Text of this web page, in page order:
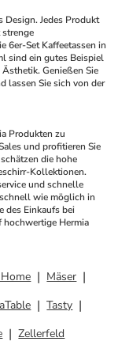
Design. Jedes Produkt
6er-Set Kaffeetassen in
sind ein gutes Beispiel
Genießen Sie
lassen Sie sich von der
Produkten zu
und profitieren Sie
die hohe
Kollektionen.
und schnelle
wie möglich in
des Einkaufs bei
hochwertige Hermia
Mäser
Tasty
Zellerfeld